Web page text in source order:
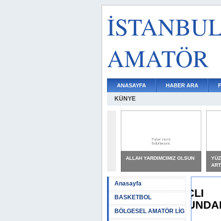
AMATÖR
ANASAYFA HABER ARA
KÜNYE
ALLAH YARDIMCIMIZ OLSUN
Anasayfa
BASKETBOL
BÖLGESEL AMATÖR LİG
BÜYÜKKILIÇLI
ORTAOKULUNDAN BÜYÜK